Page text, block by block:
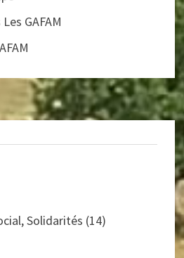
Les GAFAM
Solidarités (14)